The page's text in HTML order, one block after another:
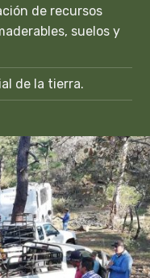
de recursos
suelos y
de la tierra.